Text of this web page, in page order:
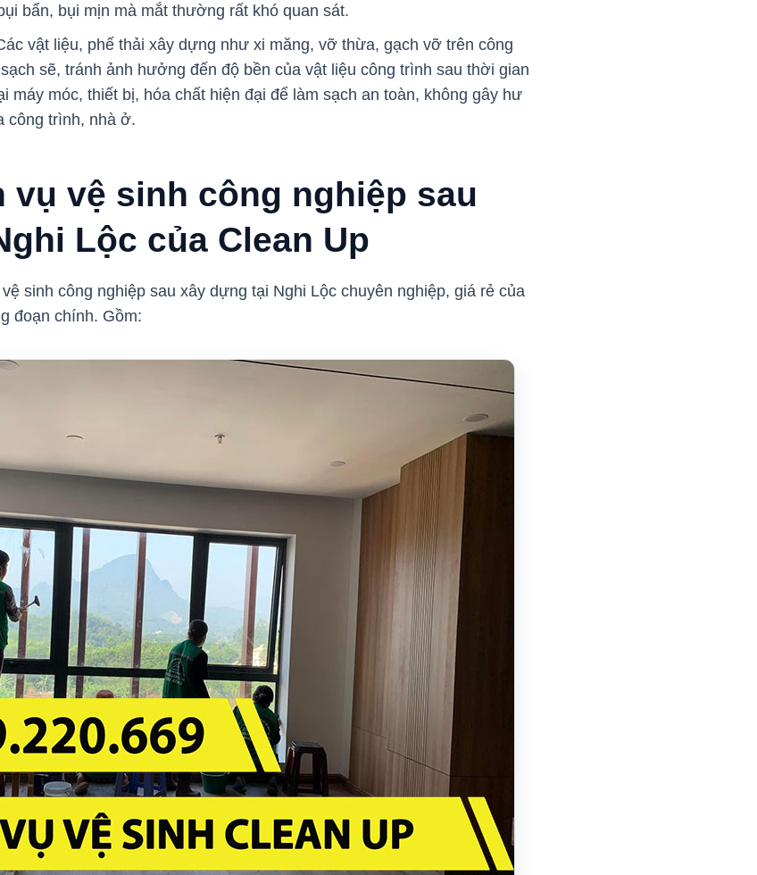
bẩn, bụi mịn mà mắt thường rất khó quan sát.
vật liệu, phế thải xây dựng như xi măng, vỡ thừa, gạch vỡ trên công
sẽ, tránh ảnh hưởng đến độ bền của vật liệu công trình sau thời gian
máy móc, thiết bị, hóa chất hiện đại để làm sạch an toàn, không gây hư
công trình, nhà ở.
vụ vệ sinh công nghiệp sau
Lộc của Clean Up
sinh công nghiệp sau xây dựng tại Nghi Lộc chuyên nghiệp, giá rẻ của
đoạn chính. Gồm: